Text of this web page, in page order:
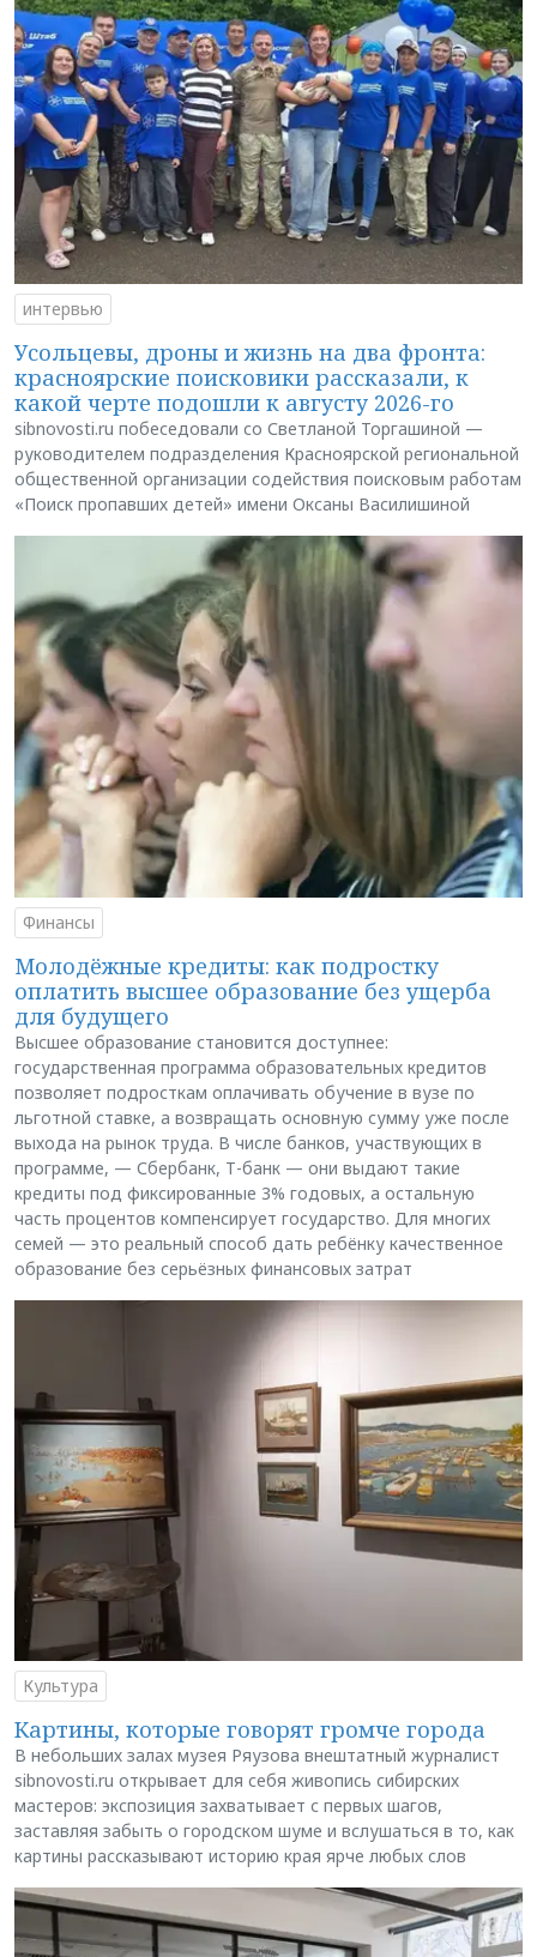
интервью
Усольцевы, дроны и жизнь на два фронта:
красноярские поисковики рассказали, к
какой черте подошли к августу 2026-го
sibnovosti.ru побеседовали со Светланой Торгашиной —
руководителем подразделения Красноярской региональной
общественной организации содействия поисковым работам
«Поиск пропавших детей» имени Оксаны Василишиной
Финансы
Молодёжные кредиты: как подростку
оплатить высшее образование без ущерба
для будущего
Высшее образование становится доступнее:
государственная программа образовательных кредитов
позволяет подросткам оплачивать обучение в вузе по
льготной ставке, а возвращать основную сумму уже после
выхода на рынок труда. В числе банков, участвующих в
программе, — Сбербанк, Т-банк — они выдают такие
кредиты под фиксированные 3% годовых, а остальную
часть процентов компенсирует государство. Для многих
семей — это реальный способ дать ребёнку качественное
образование без серьёзных финансовых затрат
Культура
Картины, которые говорят громче города
В небольших залах музея Ряузова внештатный журналист
sibnovosti.ru открывает для себя живопись сибирских
мастеров: экспозиция захватывает с первых шагов,
заставляя забыть о городском шуме и вслушаться в то, как
картины рассказывают историю края ярче любых слов